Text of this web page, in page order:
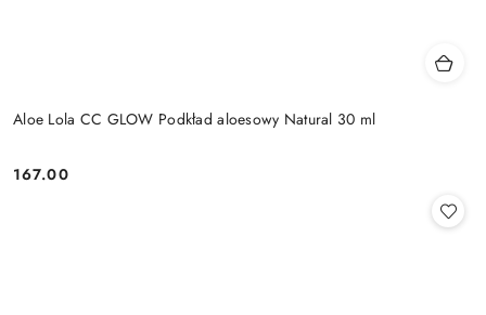
Aloe Lola CC GLOW Podkład aloesowy Natural 30 ml
Cena:
167.00